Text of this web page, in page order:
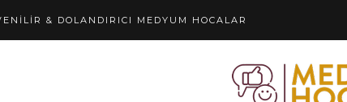
& DOLANDIRICI MEDYUM HOCALAR